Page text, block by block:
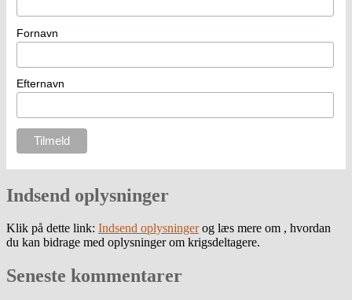
Fornavn
Efternavn
Indsend oplysninger
Klik på dette link: Indsend oplysningerog læs mere om , hvordan
du kan bidrage med oplysninger om krigsdeltagere.
Seneste kommentarer